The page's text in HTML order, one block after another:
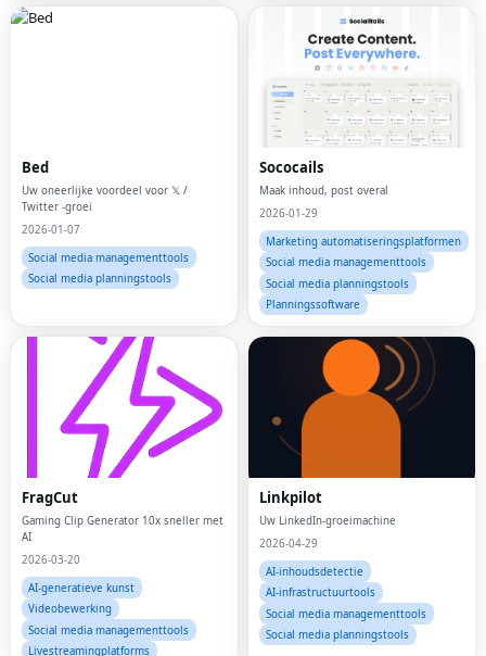
Bed
Uw oneerlijke voordeel voor 𝕏 /
Twitter -groei
2026-01-07
Social media managementtools
Social media planningstools
Sococails
Maak inhoud, post overal
2026-01-29
Marketing automatiseringsplatformen
Social media managementtools
Social media planningstools
Planningssoftware
FragCut
Gaming Clip Generator 10x sneller met
AI
2026-03-20
AI-generatieve kunst
Videobewerking
Social media managementtools
Livestreamingplatforms
Linkpilot
Uw LinkedIn-groeimachine
2026-04-29
AI-inhoudsdetectie
AI-infrastructuurtools
Social media managementtools
Social media planningstools